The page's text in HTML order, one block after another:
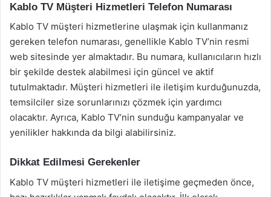
Kablo TV Müşteri Hizmetleri Telefon Numarası
Kablo TV müşteri hizmetlerine ulaşmak için kullanmanız
gereken telefon numarası, genellikle Kablo TV’nin resmi
web sitesinde yer almaktadır. Bu numara, kullanıcıların hızlı
bir şekilde destek alabilmesi için güncel ve aktif
tutulmaktadır. Müşteri hizmetleri ile iletişim kurduğunuzda,
temsilciler size sorunlarınızı çözmek için yardımcı
olacaktır. Ayrıca, Kablo TV’nin sunduğu kampanyalar ve
yenilikler hakkında da bilgi alabilirsiniz.
Dikkat Edilmesi Gerekenler
Kablo TV müşteri hizmetleri ile iletişime geçmeden önce,